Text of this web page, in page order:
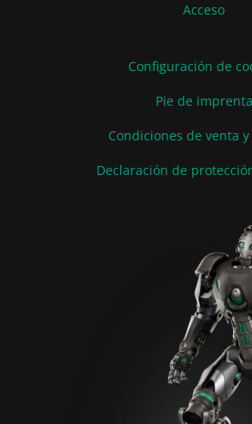
Acceso
Configuración de
Pie de imprenta
Condiciones de venta
Declaración de